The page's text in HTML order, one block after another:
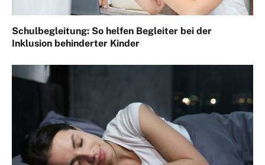
Schulbegleitung: So helfen Begleiter bei der
Inklusion behinderter Kinder